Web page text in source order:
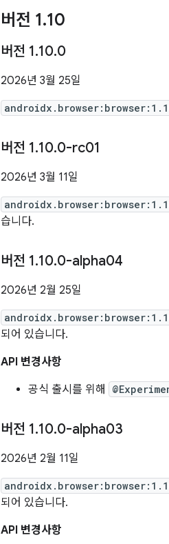
버전 1.10
버전 1.10.0
2026년 3월 25일
버전 1.10.0-rc01
2026년 3월 11일
습니다.
버전 1.10.0-alpha04
2026년 2월 25일
되어 있습니다.
API 변경사항
공식 출시를 위해
버전 1.10.0-alpha03
2026년 2월 11일
되어 있습니다.
API 변경사항